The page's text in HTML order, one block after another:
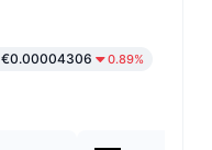
€0.00004306 0.89%